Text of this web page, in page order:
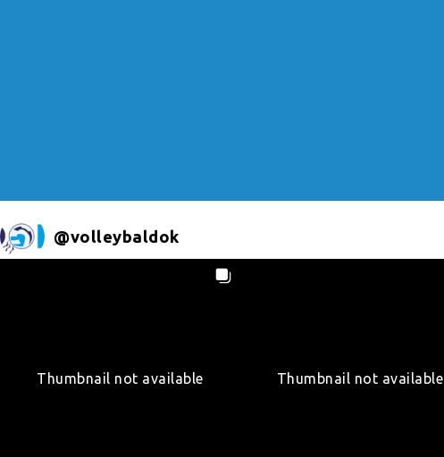
@volleybaldok
Thumbnail not available Thumbnail not available